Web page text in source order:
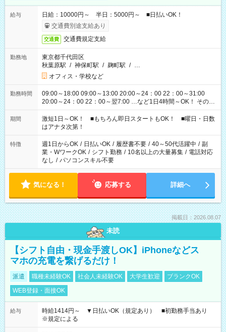
給与
日給：10000円～ 半日：5000円～ ■日払いOK！
交通費別途支給あり
交通費 交通費規定支給
勤務地
東京都千代田区
秋葉原駅 / 神保町駅 / 麹町駅 / …
オフィス・学校など
勤務時間
09:00～18:00 09:00～13:00 20:00～24：00 22：00～31:00
20:00～24：00 22：00～翌7:00 …など1日4時間～OK！ その他
シフトもございます！ お気軽にご相談ください！
期間
激短1日～OK！ ■もちろん即日スタートもOK！ ■曜日・日数
はアナタ次第！
特徴 週1日からOK / 日払いOK / 履歴書不要 / 40～50代活躍中 / 副
業・WワークOK / シフト勤務 / 10名以上の大量募集 / 電話対応
なし / パソコンスキル不要
気になる！ 応募する 詳細へ
掲載日：2026.08.07
未読
【シフト自由・現金手渡しOK】iPhoneなどス
マホの充電を繋げるだけ！
派遣 職種未経験OK 社会人未経験OK 大学生歓迎
ブランクOK
WEB登録・面接OK
給与
時給1414円～ ▼日払いOK（規定あり） ■初勤務手当あり
※規定による